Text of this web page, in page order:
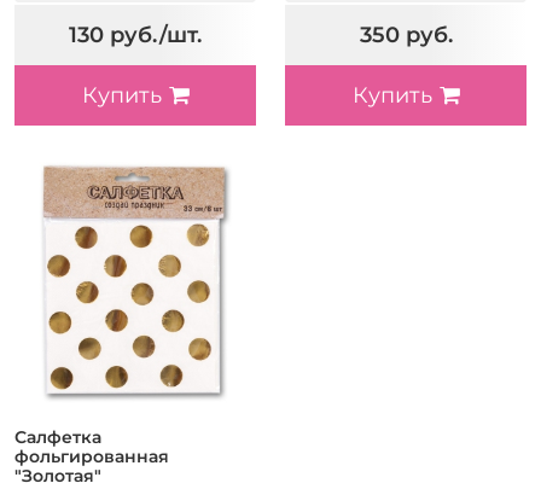
130 руб./шт.
Купить
350 руб.
Купить
Салфетка
фольгированная
"Золотая"